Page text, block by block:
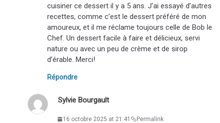
cuisiner ce dessert il y a 5 ans. J’ai essayé d’autres
recettes, comme c’est le dessert préféré de mon
amoureux, et il me réclame toujours celle de Bob le
Chef. Un dessert facile à faire et délicieux, servi
nature ou avec un peu de crème et de sirop
d’érable. Merci!
Répondre
Sylvie Bourgault
16 octobre 2025 at 21:41 Permalink